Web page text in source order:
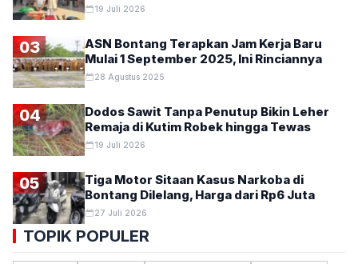
19 Juli 2026
03
ASN Bontang Terapkan Jam Kerja Baru
Mulai 1 September 2025, Ini Rinciannya
28 Agustus 2025
04
Dodos Sawit Tanpa Penutup Bikin Leher
Remaja di Kutim Robek hingga Tewas
19 Juli 2026
05
Tiga Motor Sitaan Kasus Narkoba di
Bontang Dilelang, Harga dari Rp6 Juta
27 Juli 2026
TOPIK POPULER